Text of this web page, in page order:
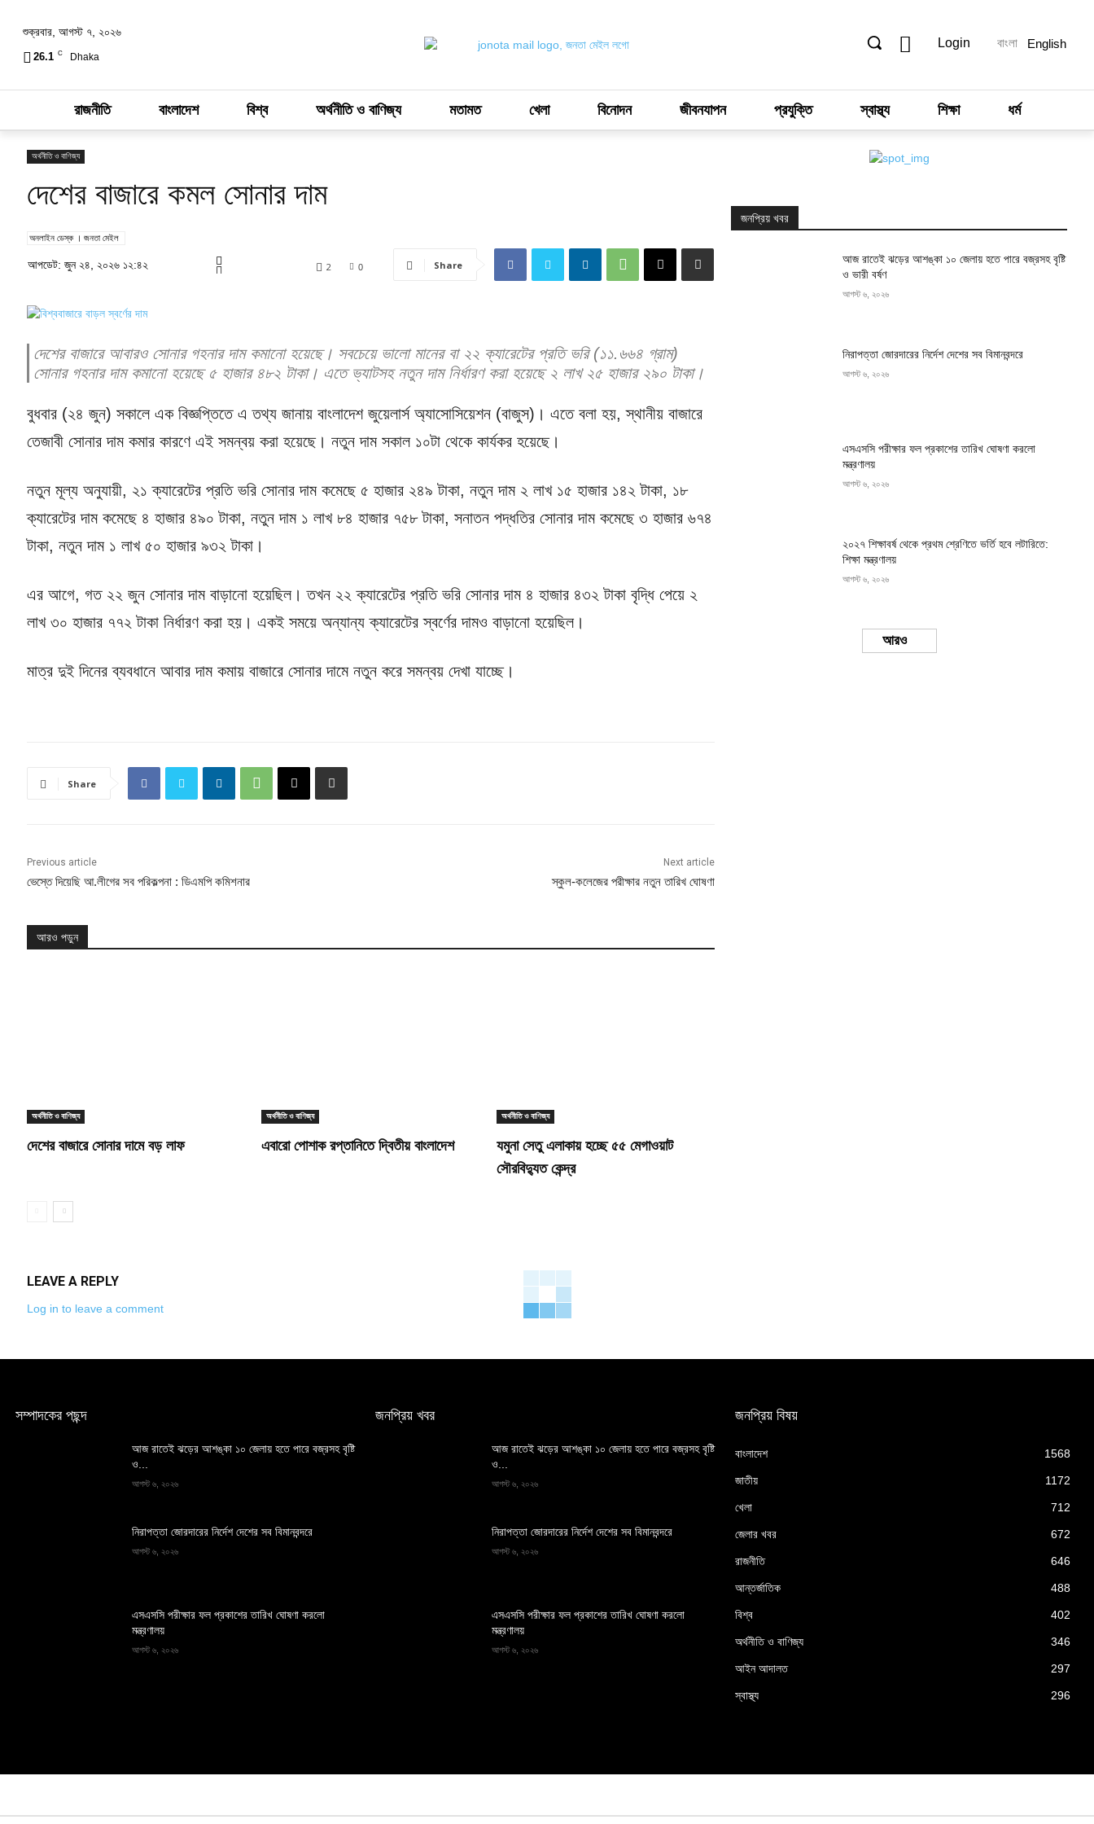
শুক্রবার, আগস্ট ৭, ২০২৬
26.1 C Dhaka
Login বাংলা English
রাজনীতি বাংলাদেশ বিশ্ব অর্থনীতি ও বাণিজ্য মতামত খেলা বিনোদন জীবনযাপন প্রযুক্তি স্বাস্থ্য শিক্ষা ধর্ম
অর্থনীতি ও বাণিজ্য
দেশের বাজারে কমল সোনার দাম
অনলাইন ডেস্ক । জনতা মেইল
আপডেট: জুন ২৪, ২০২৬ ১২:৪২ 0
2 Share
দেশের বাজারে আবারও সোনার গহনার দাম কমানো হয়েছে। সবচেয়ে ভালো মানের বা ২২ ক্যারেটের প্রতি ভরি (১১.৬৬৪ গ্রাম)
সোনার গহনার দাম কমানো হয়েছে ৫ হাজার ৪৮২ টাকা। এতে ভ্যাটসহ নতুন দাম নির্ধারণ করা হয়েছে ২ লাখ ২৫ হাজার ২৯০ টাকা।
বুধবার (২৪ জুন) সকালে এক বিজ্ঞপ্তিতে এ তথ্য জানায় বাংলাদেশ জুয়েলার্স অ্যাসোসিয়েশন (বাজুস)। এতে বলা হয়, স্থানীয় বাজারে
তেজাবী সোনার দাম কমার কারণে এই সমন্বয় করা হয়েছে। নতুন দাম সকাল ১০টা থেকে কার্যকর হয়েছে।
নতুন মূল্য অনুযায়ী, ২১ ক্যারেটের প্রতি ভরি সোনার দাম কমেছে ৫ হাজার ২৪৯ টাকা, নতুন দাম ২ লাখ ১৫ হাজার ১৪২ টাকা, ১৮
ক্যারেটের দাম কমেছে ৪ হাজার ৪৯০ টাকা, নতুন দাম ১ লাখ ৮৪ হাজার ৭৫৮ টাকা, সনাতন পদ্ধতির সোনার দাম কমেছে ৩ হাজার ৬৭৪
টাকা, নতুন দাম ১ লাখ ৫০ হাজার ৯৩২ টাকা।
এর আগে, গত ২২ জুন সোনার দাম বাড়ানো হয়েছিল। তখন ২২ ক্যারেটের প্রতি ভরি সোনার দাম ৪ হাজার ৪৩২ টাকা বৃদ্ধি পেয়ে ২
লাখ ৩০ হাজার ৭৭২ টাকা নির্ধারণ করা হয়। একই সময়ে অন্যান্য ক্যারেটের স্বর্ণের দামও বাড়ানো হয়েছিল।
মাত্র দুই দিনের ব্যবধানে আবার দাম কমায় বাজারে সোনার দামে নতুন করে সমন্বয় দেখা যাচ্ছে।
Share
Previous article
ভেস্তে দিয়েছি আ.লীগের সব পরিকল্পনা : ডিএমপি কমিশনার
Next article
স্কুল-কলেজের পরীক্ষার নতুন তারিখ ঘোষণা
আরও পড়ুন
অর্থনীতি ও বাণিজ্য
দেশের বাজারে সোনার দামে বড় লাফ
অর্থনীতি ও বাণিজ্য
এবারো পোশাক রপ্তানিতে দ্বিতীয় বাংলাদেশ
অর্থনীতি ও বাণিজ্য
যমুনা সেতু এলাকায় হচ্ছে ৫৫ মেগাওয়াট
সৌরবিদ্যুত কেন্দ্র
LEAVE A REPLY
Log in to leave a comment
জনপ্রিয় খবর
আজ রাতেই ঝড়ের আশঙ্কা ১০ জেলায় হতে পারে বজ্রসহ বৃষ্টি
ও ভারী বর্ষণ
আগস্ট ৬, ২০২৬
নিরাপত্তা জোরদারের নির্দেশ দেশের সব বিমানবন্দরে
আগস্ট ৬, ২০২৬
এসএসসি পরীক্ষার ফল প্রকাশের তারিখ ঘোষণা করলো
মন্ত্রণালয়
আগস্ট ৬, ২০২৬
২০২৭ শিক্ষাবর্ষ থেকে প্রথম শ্রেণিতে ভর্তি হবে লটারিতে:
শিক্ষা মন্ত্রণালয়
আগস্ট ৬, ২০২৬
Load more
সম্পাদকের পছন্দ
আজ রাতেই ঝড়ের আশঙ্কা ১০ জেলায় হতে পারে বজ্রসহ বৃষ্টি
ও...
আগস্ট ৬, ২০২৬
নিরাপত্তা জোরদারের নির্দেশ দেশের সব বিমানবন্দরে
আগস্ট ৬, ২০২৬
এসএসসি পরীক্ষার ফল প্রকাশের তারিখ ঘোষণা করলো
মন্ত্রণালয়
আগস্ট ৬, ২০২৬
জনপ্রিয় খবর
আজ রাতেই ঝড়ের আশঙ্কা ১০ জেলায় হতে পারে বজ্রসহ বৃষ্টি
ও...
আগস্ট ৬, ২০২৬
নিরাপত্তা জোরদারের নির্দেশ দেশের সব বিমানবন্দরে
আগস্ট ৬, ২০২৬
এসএসসি পরীক্ষার ফল প্রকাশের তারিখ ঘোষণা করলো
মন্ত্রণালয়
আগস্ট ৬, ২০২৬
জনপ্রিয় বিষয়
বাংলাদেশ 1568
জাতীয় 1172
খেলা 712
জেলার খবর 672
রাজনীতি 646
আন্তর্জাতিক 488
বিশ্ব 402
অর্থনীতি ও বাণিজ্য 346
আইন আদালত 297
স্বাস্থ্য 296